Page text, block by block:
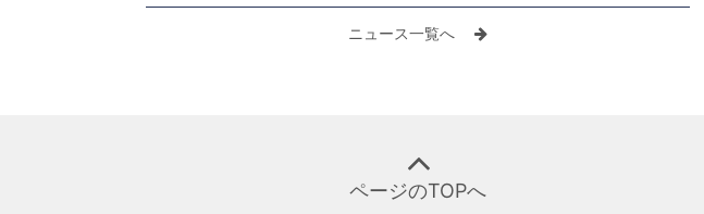
ニュース一覧へ
ページのTOPへ